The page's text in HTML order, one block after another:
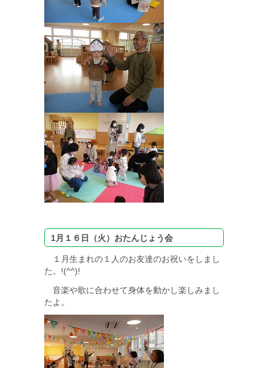
1月１６日（火）おたんじょう会
１月生まれの１人のお友達のお祝いをしまし
た。!(^^)!
音楽や歌に合わせて身体を動かし楽しみまし
たよ。